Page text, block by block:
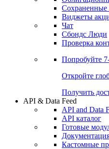
Сохраненные
Виджеты
Чат
Сбондс Люди
Проверка
Попробуйте
Откройте
Получить
API & Data Feed
API and Data
API каталог
Готовые
Кастомные